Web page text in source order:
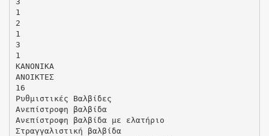
1
2
1
3
1
ΚΑΝΟΝΙΚΑ
ΑΝΟΙΚΤΕΣ
16
Ρυθµιστικές Βαλβίδες
Ανεπίστροφη βαλβίδα
Ανεπίστροφη βαλβίδα µε ελατήριο
Στραγγαλιστική βαλβίδα